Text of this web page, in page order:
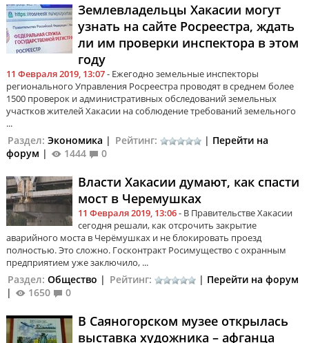
Землевладельцы Хакасии могут
узнать на сайте Росреестра, ждать
ли им проверки инспектора в этом
году
11 Февраля 2019, 13:07- Ежегодно земельные инспекторы
регионального Управления Росреестра проводят в среднем более
1500 проверок и административных обследований земельных
участков жителей Хакасии на соблюдение требований земельного
...
Раздел: Экономика | Рейтинг: | Перейти на
форум | 1444 0
Власти Хакасии думают, как спасти
мост в Черемушках
11 Февраля 2019, 13:06- В Правительстве Хакасии
сегодня решали, как отсрочить закрытие
аварийного моста в Черёмушках и не блокировать проезд
полностью. Это сложно. Госконтракт Росимущество с охранным
предприятием уже заключило, ...
Раздел: Общество | Рейтинг: | Перейти на форум
|
1650 0
В Саяногорском музее открылась
выставка художника – афганца